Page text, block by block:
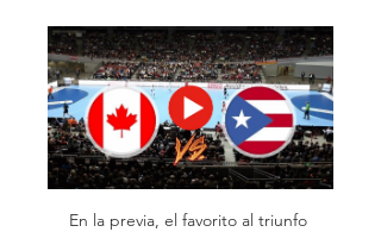
En la previa, el favorito al triunfo